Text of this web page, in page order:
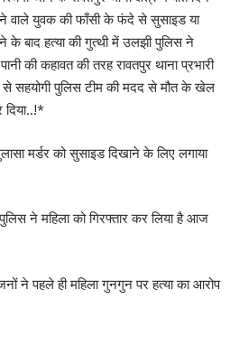
वाले युवक की फाँसी के फंदे से सुसाइड या
के बाद हत्या की गुत्थी में उलझी पुलिस ने
की कहावत की तरह रावतपुर थाना प्रभारी
से सहयोगी पुलिस टीम की मदद से मौत के खेल
दिया..!*
मर्डर को सुसाइड दिखाने के लिए लगाया
ने महिला को गिरफ्तार कर लिया है आज
ने पहले ही महिला गुनगुन पर हत्या का आरोप